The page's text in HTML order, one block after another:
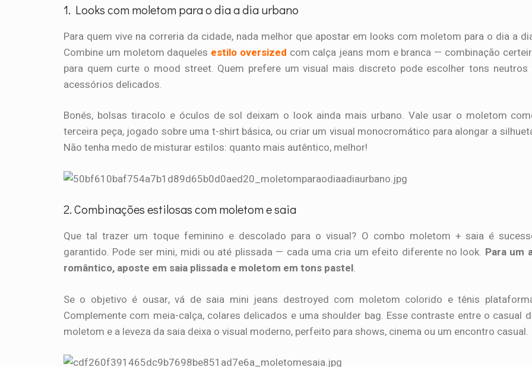
1. Looks com moletom para o dia a dia urbano
Para quem vive na correria da cidade, nada melhor que apostar em looks com moletom para o dia a
Combine um moletom daqueles estilo oversized com calça jeans mom e branca — combinação
para quem curte o mood street. Quem prefere um visual mais discreto pode escolher tons neutros
acessórios delicados.
Bonés, bolsas tiracolo e óculos de sol deixam o look ainda mais urbano. Vale usar o moletom
terceira peça, jogado sobre uma t-shirt básica, ou criar um visual monocromático para alongar a
Não tenha medo de misturar estilos: quanto mais autêntico, melhor!
2. Combinações estilosas com moletom e saia
Que tal trazer um toque feminino e descolado para o visual? O combo moletom + saia é
garantido. Pode ser mini, midi ou até plissada — cada uma cria um efeito diferente no look. Para um
romântico, aposte em saia plissada e moletom em tons pastel.
Se o objetivo é ousar, vá de saia mini jeans destroyed com moletom colorido e tênis
Complemente com meia-calça, colares delicados e uma shoulder bag. Esse contraste entre o casual
moletom e a leveza da saia deixa o visual moderno, perfeito para shows, cinema ou um encontro casual.